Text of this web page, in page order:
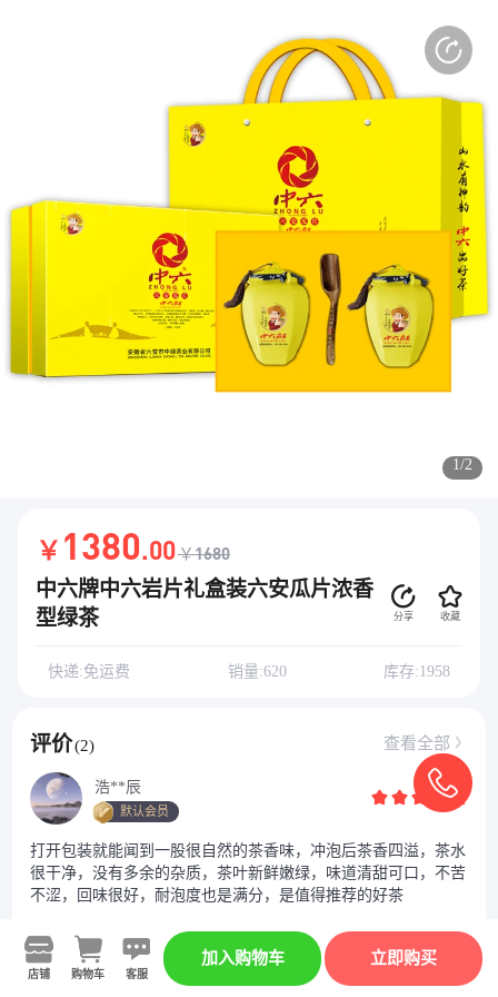
1/2
￥ 1380.00￥1680
中六牌中六岩片礼盒装六安瓜片浓香
型绿茶
分享 收藏
快递:免运费 销量:620 库存:1958
评价(2) 查看全部
浩**辰
默认会员
打开包装就能闻到一股很自然的茶香味，冲泡后茶香四溢，茶水
很干净，没有多余的杂质，茶叶新鲜嫩绿，味道清甜可口，不苦
不涩，回味很好，耐泡度也是满分，是值得推荐的好茶
杨
默认会员
店铺 购物车 客服
加入购物车 立即购买